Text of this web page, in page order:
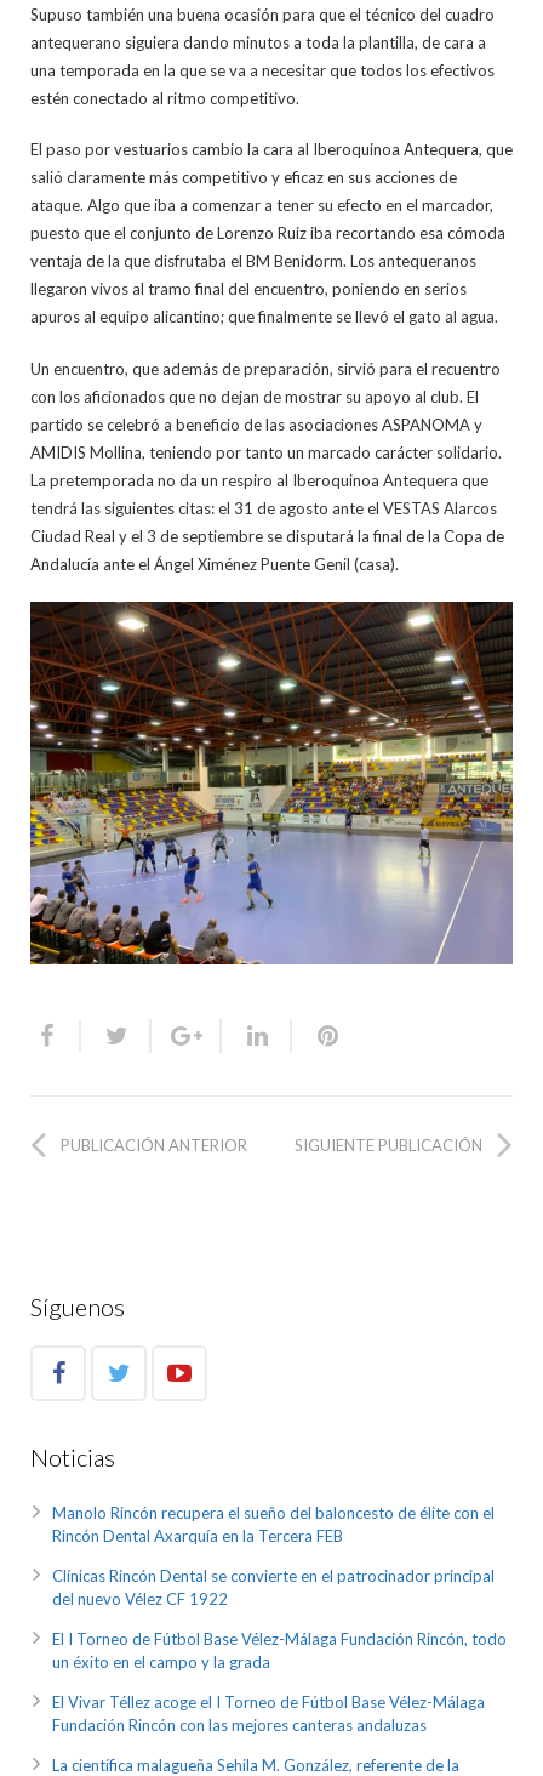
Supuso también una buena ocasión para que el técnico del cuadro
antequerano siguiera dando minutos a toda la plantilla, de cara a
una temporada en la que se va a necesitar que todos los efectivos
estén conectado al ritmo competitivo.
El paso por vestuarios cambio la cara al Iberoquinoa Antequera, que
salió claramente más competitivo y eficaz en sus acciones de
ataque. Algo que iba a comenzar a tener su efecto en el marcador,
puesto que el conjunto de Lorenzo Ruiz iba recortando esa cómoda
ventaja de la que disfrutaba el BM Benidorm. Los antequeranos
llegaron vivos al tramo final del encuentro, poniendo en serios
apuros al equipo alicantino; que finalmente se llevó el gato al agua.
Un encuentro, que además de preparación, sirvió para el recuentro
con los aficionados que no dejan de mostrar su apoyo al club. El
partido se celebró a beneficio de las asociaciones ASPANOMA y
AMIDIS Mollina, teniendo por tanto un marcado carácter solidario.
La pretemporada no da un respiro al Iberoquinoa Antequera que
tendrá las siguientes citas: el 31 de agosto ante el VESTAS Alarcos
Ciudad Real y el 3 de septiembre se disputará la final de la Copa de
Andalucía ante el Ángel Ximénez Puente Genil (casa).
PUBLICACIÓN ANTERIOR SIGUIENTE PUBLICACIÓN
Síguenos
Noticias
Manolo Rincón recupera el sueño del baloncesto de élite con el
Rincón Dental Axarquía en la Tercera FEB
Clínicas Rincón Dental se convierte en el patrocinador principal
del nuevo Vélez CF 1922
El I Torneo de Fútbol Base Vélez-Málaga Fundación Rincón, todo
un éxito en el campo y la grada
El Vivar Téllez acoge el I Torneo de Fútbol Base Vélez-Málaga
Fundación Rincón con las mejores canteras andaluzas
La científica malagueña Sehila M. González, referente de la